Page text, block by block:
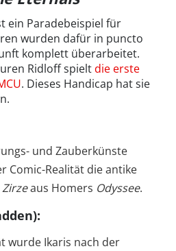
ein Paradebeispiel für
wurden dafür in puncto
komplett überarbeitet.
Ridloff spieltdie erste
. Dieses Handicap hat sie
und Zauberkünste
Comic-Realität die antike
Zirzeaus Homers Odyssee.
:
wurde Ikaris nach der